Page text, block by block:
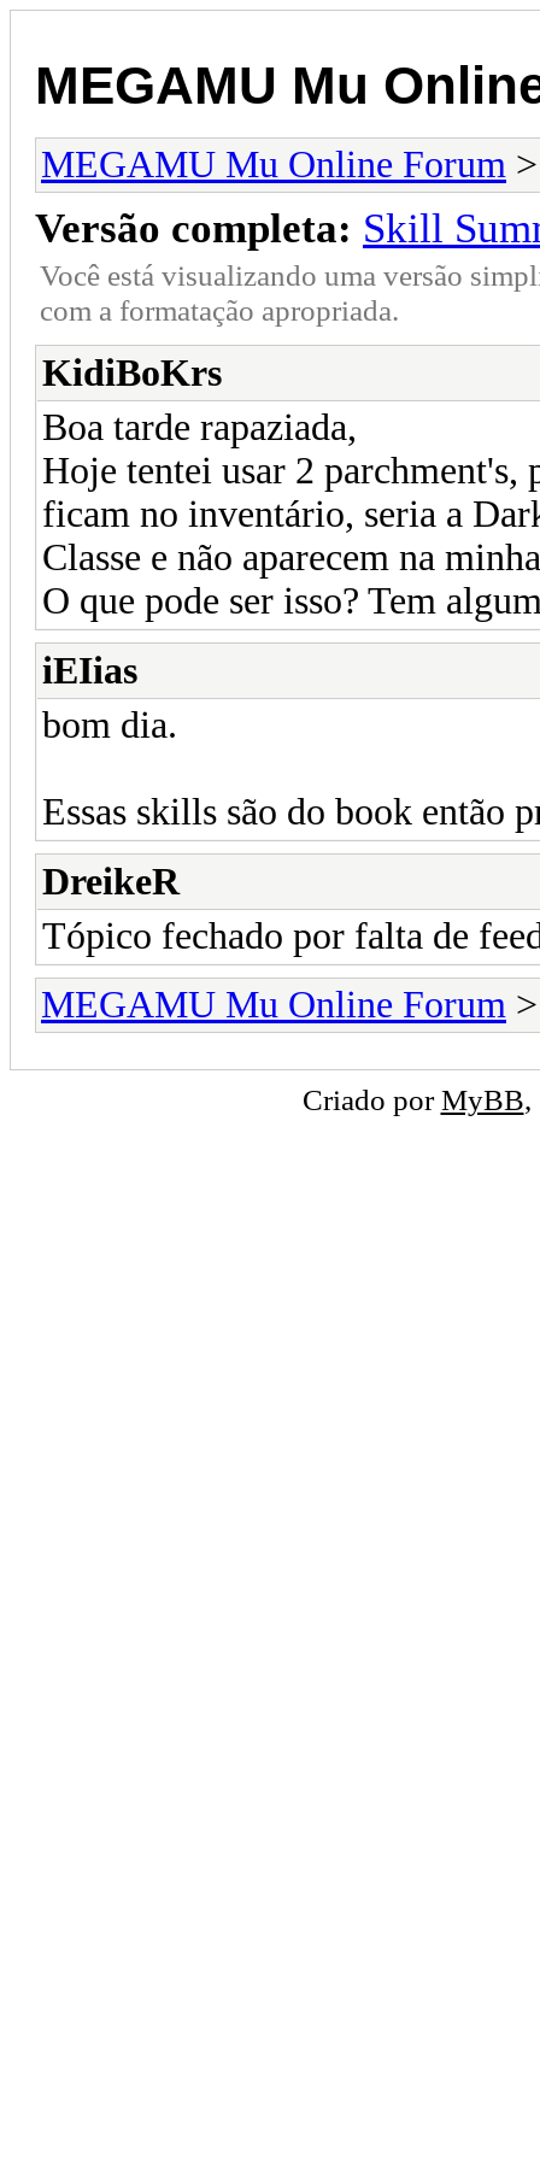
MEGAMU Mu
MEGAMU Mu Online Forum
Versão completa: Skill
Você está visualizando uma versão
com a formatação apropriada.
KidiBoKrs
Boa tarde rapaziada,
Hoje tentei usar 2 parchment's,
ficam no inventário, seria a
Classe e não aparecem na
O que pode ser isso? Tem
iEIias
bom dia.
Essas skills são do book então
DreikeR
Tópico fechado por falta de
MEGAMU Mu Online Forum
Criado porMyBB,